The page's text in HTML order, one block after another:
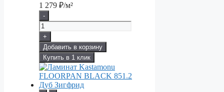
1 279 ₽/м²
-
+
Добавить в корзину
Купить в 1 клик